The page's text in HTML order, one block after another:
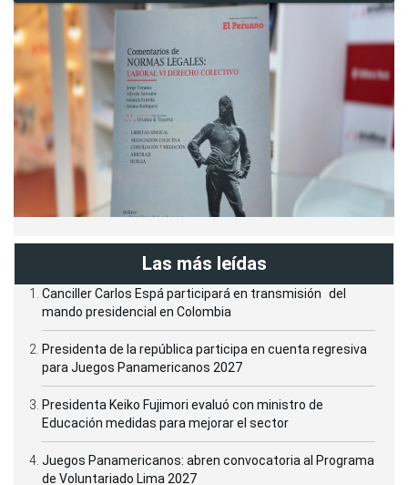
Las más leídas
Canciller Carlos Espá participará en transmisión del
mando presidencial en Colombia
Presidenta de la república participa en cuenta regresiva
para Juegos Panamericanos 2027
Presidenta Keiko Fujimori evaluó con ministro de
Educación medidas para mejorar el sector
Juegos Panamericanos: abren convocatoria al Programa
de Voluntariado Lima 2027